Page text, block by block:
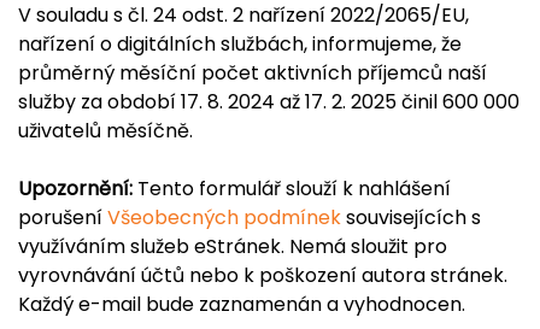
V souladu s čl. 24 odst. 2 nařízení 2022/2065/EU,
nařízení o digitálních službách, informujeme, že
průměrný měsíční počet aktivních příjemců naší
služby za období 17. 8. 2024 až 17. 2. 2025 činil 600 000
uživatelů měsíčně.
Upozornění: Tento formulář slouží k nahlášení
porušeníVšeobecných podmíneksouvisejících s
využíváním služeb eStránek. Nemá sloužit pro
vyrovnávání účtů nebo k poškození autora stránek.
Každý e-mail bude zaznamenán a vyhodnocen.